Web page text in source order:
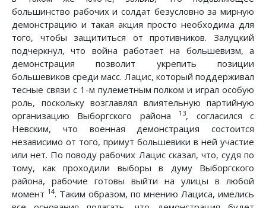
большинство рабочих и солдат безусловно за мирную
демонстрацию и такая акция просто необходима для
того, чтобы защититься от противников. Залуцкий
подчеркнул, что война работает на большевизм, а
демонстрация позволит укрепить позиции
большевиков среди масс. Лацис, который поддерживал
тесные связи с 1-м пулеметным полком и играл особую
роль, поскольку возглавлял влиятельную партийную
организацию Выборгского района
13, согласился с
Невским, что военная демонстрация состоится
независимо от того, примут большевики в ней участие
или нет. По поводу рабочих Лацис сказал, что, судя по
тому, как проходили выборы в думу Выборгского
района, рабочие готовы выйти на улицы в любой
момент 14. Таким образом, по мнению Лациса, имелись